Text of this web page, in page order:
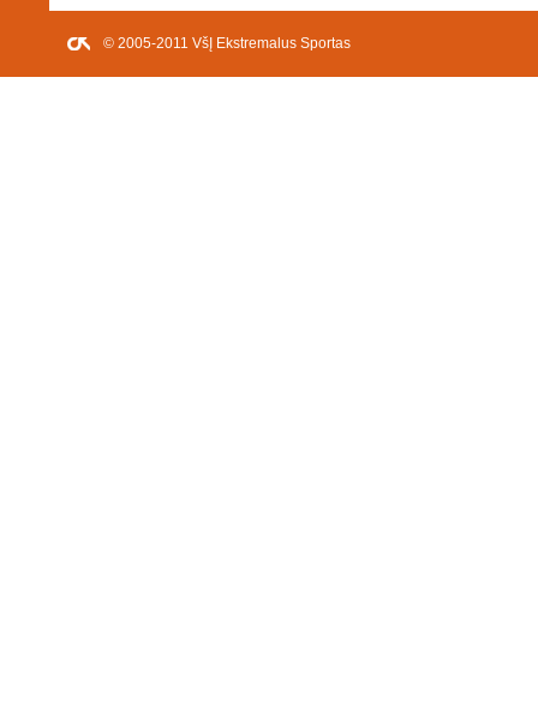
© 2005-2011 VšĮ Ekstremalus Sportas